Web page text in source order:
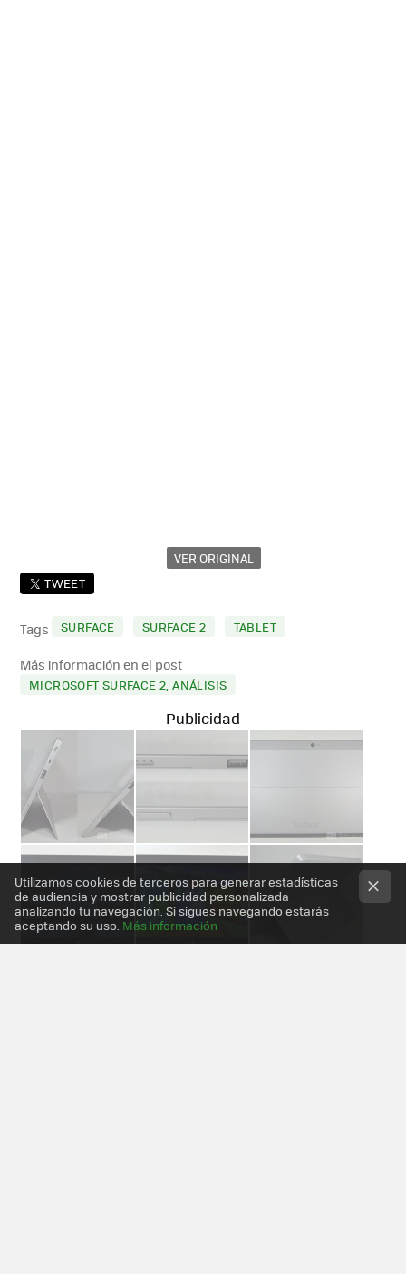
VER ORIGINAL
TWEET
Tags SURFACE SURFACE 2 TABLET
Más información en el post
MICROSOFT SURFACE 2, ANÁLISIS
Utilizamos cookies de terceros para generar estadísticas
de audiencia y mostrar publicidad personalizada
analizando tu navegación. Si sigues navegando estarás
aceptando su uso. Más información